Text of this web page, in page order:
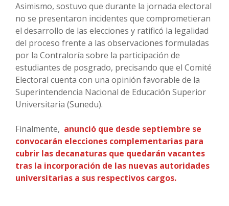
Asimismo, sostuvo que durante la jornada electoral
no se presentaron incidentes que comprometieran
el desarrollo de las elecciones y ratificó la legalidad
del proceso frente a las observaciones formuladas
por la Contraloría sobre la participación de
estudiantes de posgrado, precisando que el Comité
Electoral cuenta con una opinión favorable de la
Superintendencia Nacional de Educación Superior
Universitaria (Sunedu).
Finalmente, anunció que desde septiembre se
convocarán elecciones complementarias para
cubrir las decanaturas que quedarán vacantes
tras la incorporación de las nuevas autoridades
universitarias a sus respectivos cargos.